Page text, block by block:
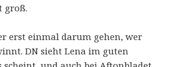
groß.
erst einmal darum gehen, wer
DN sieht Lena im guten